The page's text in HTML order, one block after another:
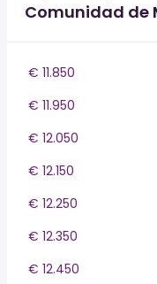
Comunidad de
€ 11.850
€ 11.950
€ 12.050
€ 12.150
€ 12.250
€ 12.350
€ 12.450